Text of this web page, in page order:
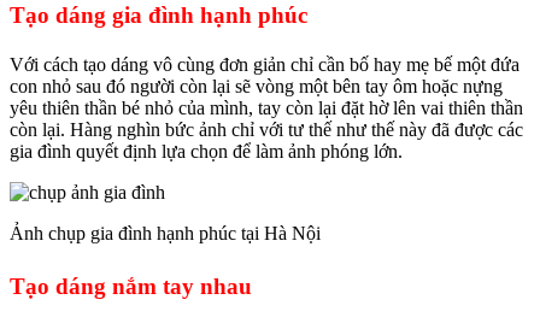
Tạo dáng gia đình hạnh phúc
Với cách tạo dáng vô cùng đơn giản chỉ cần bố hay mẹ bế một đứa
con nhỏ sau đó người còn lại sẽ vòng một bên tay ôm hoặc nựng
yêu thiên thần bé nhỏ của mình, tay còn lại đặt hờ lên vai thiên thần
còn lại. Hàng nghìn bức ảnh chỉ với tư thế như thế này đã được các
gia đình quyết định lựa chọn để làm ảnh phóng lớn.
Ảnh chụp gia đình hạnh phúc tại Hà Nội
Tạo dáng nắm tay nhau